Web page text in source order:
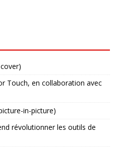
Touch, en collaboration avec
in-picture)
révolutionner les outils de